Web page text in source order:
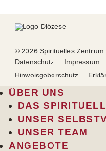
© 2026 Spirituelles Zentrum
Datenschutz
Impressum
Hinweisgeberschutz
ÜBER UNS
DAS
UNSER
UNSER TEAM
ANGEBOTE